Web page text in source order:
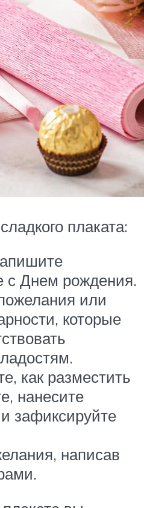
плаката:
с Днем рождения.
или
которые
как разместить
нанесите
зафиксируйте
написав